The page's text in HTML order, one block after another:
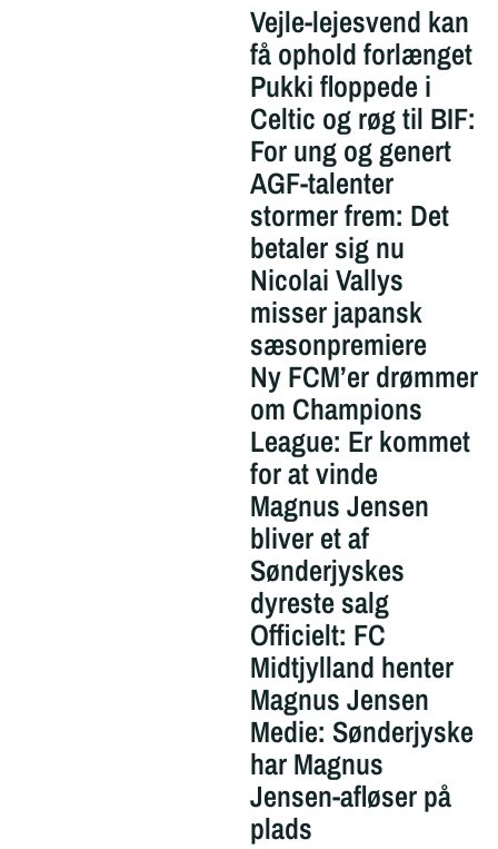
Vejle-lejesvend kan
få ophold forlænget
Pukki floppede i
Celtic og røg til BIF:
For ung og genert
AGF-talenter
stormer frem: Det
betaler sig nu
Nicolai Vallys
misser japansk
sæsonpremiere
Ny FCM’er drømmer
om Champions
League: Er kommet
for at vinde
Magnus Jensen
bliver et af
Sønderjyskes
dyreste salg
Officielt: FC
Midtjylland henter
Magnus Jensen
Medie: Sønderjyske
har Magnus
Jensen-afløser på
plads